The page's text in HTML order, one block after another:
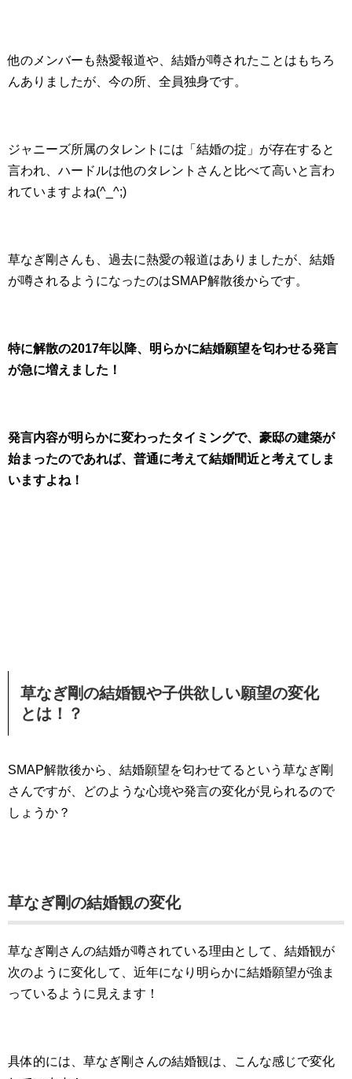
他のメンバーも熱愛報道や、結婚が噂されたことはもちろ
んありましたが、今の所、全員独身です。
ジャニーズ所属のタレントには「結婚の掟」が存在すると
言われ、ハードルは他のタレントさんと比べて高いと言わ
れていますよね(^_^;)
草なぎ剛さんも、過去に熱愛の報道はありましたが、結婚
が噂されるようになったのはSMAP解散後からです。
特に解散の2017年以降、明らかに結婚願望を匂わせる発言
が急に増えました！
発言内容が明らかに変わったタイミングで、豪邸の建築が
始まったのであれば、普通に考えて結婚間近と考えてしま
いますよね！
草なぎ剛の結婚観や子供欲しい願望の変化
とは！？
SMAP解散後から、結婚願望を匂わせてるという草なぎ剛
さんですが、どのような心境や発言の変化が見られるので
しょうか？
草なぎ剛の結婚観の変化
草なぎ剛さんの結婚が噂されている理由として、結婚観が
次のように変化して、近年になり明らかに結婚願望が強ま
っているように見えます！
具体的には、草なぎ剛さんの結婚観は、こんな感じで変化